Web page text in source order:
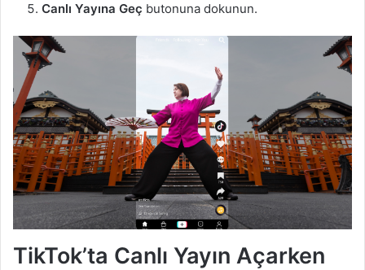
Canlı Yayına Geç butonuna dokunun.
TikTok’ta Canlı Yayın Açarken